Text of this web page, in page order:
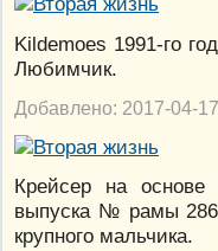
Kildemoes 1991-го
Любимчик.
Добавлено: 2017-04-
Крейсер на основе
выпуска № рамы
крупного мальчика.